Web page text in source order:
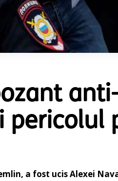
pericolul
a fost ucis Alexei